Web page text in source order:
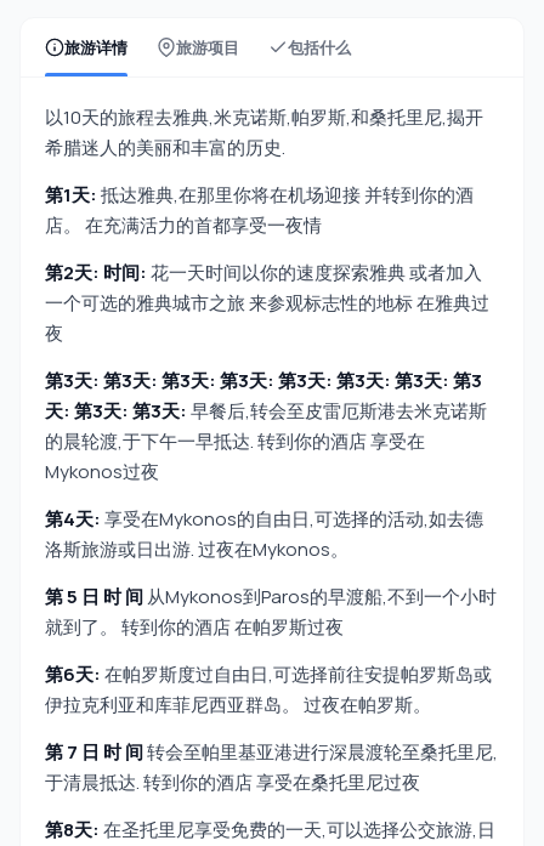
旅游详情 旅游项目 包括什么
以10天的旅程去雅典,米克诺斯,帕罗斯,和桑托里尼,揭开
希腊迷人的美丽和丰富的历史.
第1天: 抵达雅典,在那里你将在机场迎接 并转到你的酒
店。 在充满活力的首都享受一夜情
第2天: 时间: 花一天时间以你的速度探索雅典 或者加入
一个可选的雅典城市之旅 来参观标志性的地标 在雅典过
夜
第3天: 第3天: 第3天: 第3天: 第3天: 第3天: 第3天: 第3
天: 第3天: 第3天: 早餐后,转会至皮雷厄斯港去米克诺斯
的晨轮渡,于下午一早抵达. 转到你的酒店 享受在
Mykonos过夜
第4天: 享受在Mykonos的自由日,可选择的活动,如去德
洛斯旅游或日出游. 过夜在Mykonos。
第 5 日 时 间从Mykonos到Paros的早渡船,不到一个小时
就到了。 转到你的酒店 在帕罗斯过夜
第6天: 在帕罗斯度过自由日,可选择前往安提帕罗斯岛或
伊拉克利亚和库菲尼西亚群岛。 过夜在帕罗斯。
第 7 日 时 间转会至帕里基亚港进行深晨渡轮至桑托里尼,
于清晨抵达. 转到你的酒店 享受在桑托里尼过夜
第8天: 在圣托里尼享受免费的一天,可以选择公交旅游,日